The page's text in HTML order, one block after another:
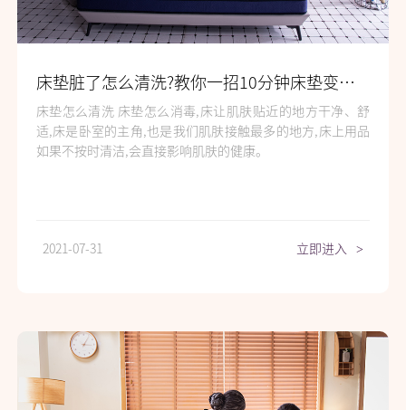
床垫脏了怎么清洗?教你一招10分钟床垫变干净!
床垫怎么清洗 床垫怎么消毒,床让肌肤贴近的地方干净、舒
适,床是卧室的主角,也是我们肌肤接触最多的地方,床上用品
如果不按时清洁,会直接影响肌肤的健康。
2021-07-31 立即进入 >